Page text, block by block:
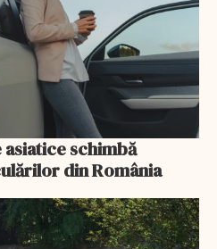
schimbă
din România